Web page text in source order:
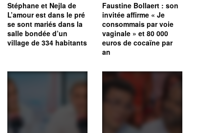
Stéphane et Nejla de
L’amour est dans le pré
se sont mariés dans la
salle bondée d’un
village de 334 habitants
Faustine Bollaert : son
invitée affirme « Je
consommais par voie
vaginale » et 80 000
euros de cocaïne par
an